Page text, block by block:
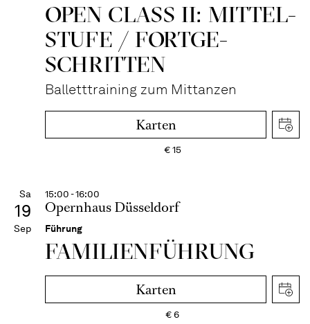
OPEN CLASS II: MITTEL­
STUFE / FORT­GE­
SCHRITTEN
Balletttraining zum Mittanzen
Karten
€15
Sa
19
Sep
15:00 - 16:00
Opernhaus Düsseldorf
Führung
FAMI­LIEN­FÜH­RUNG
Karten
€6